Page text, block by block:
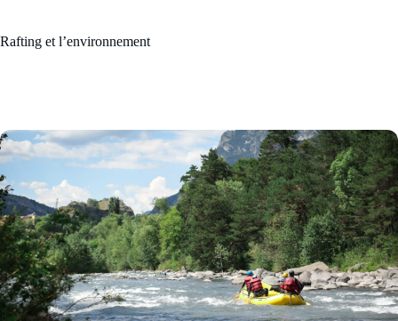
Rafting et l’environnement